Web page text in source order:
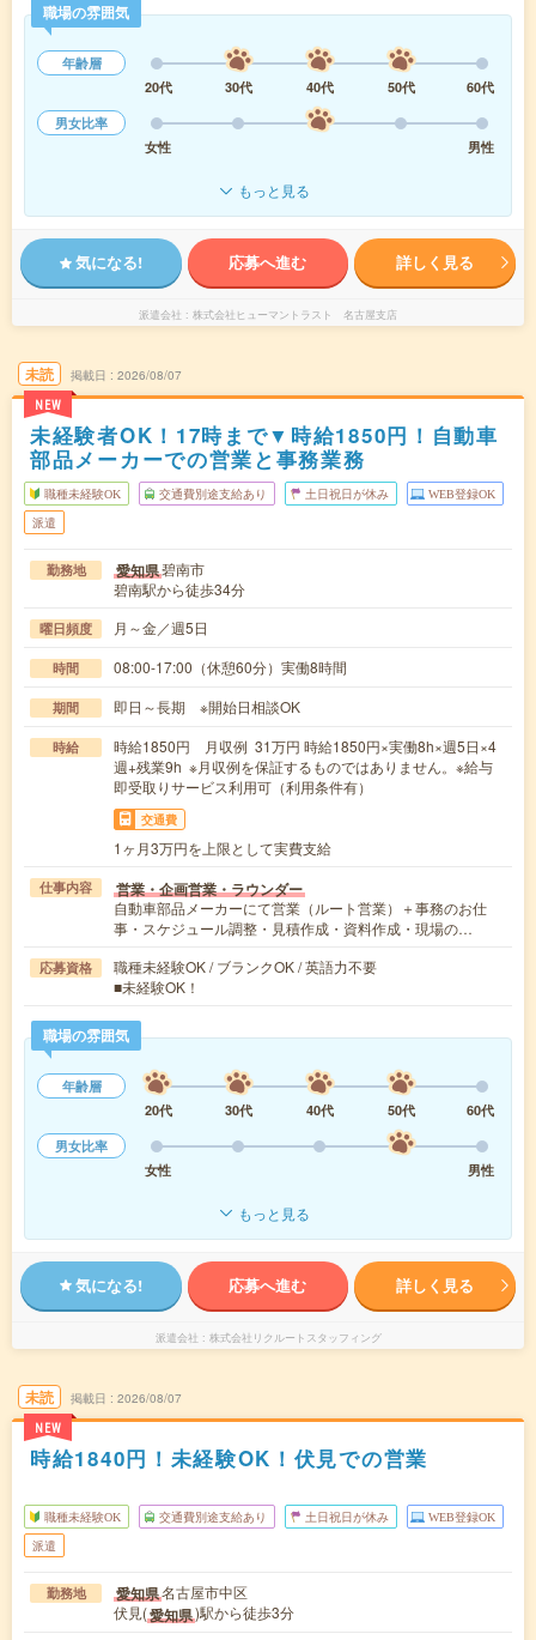
職場の雰囲気
年齢層
20代
30代 40代 50代
60代
男女比率
女性
男性
もっと見る
気になる! 応募へ進む 詳しく見る
派遣会社 株式会社ヒューマントラスト 名古屋支店
未読
NEW
掲載日 2026/08/07
未経験者OK！17時まで▼時給1850円！自動車
部品メーカーでの営業と事務業務
職種未経験OK 交通費別途支給あり 土日祝日が休み WEB登録OK
派遣
勤務地 愛知県碧南市
碧南駅から徒歩34分
曜日頻度 月～金／週5日
時間 08:00-17:00（休憩60分）実働8時間
期間 即日～長期 ※開始日相談OK
時給
時給1850円 月収例 31万円 時給1850円×実働8h×週5日×4
週+残業9h ※月収例を保証するものではありません。※給与
即受取りサービス利用可（利用条件有）
交通費
1ヶ月3万円を上限として実費支給
仕事内容 営業・企画営業・ラウンダー
自動車部品メーカーにて営業（ルート営業）＋事務のお仕
事・スケジュール調整・見積作成・資料作成・現場の…
応募資格
職種未経験OK / ブランクOK / 英語力不要
■未経験OK！
職場の雰囲気
年齢層
20代
30代 40代 50代
60代
男女比率
女性
男性
もっと見る
気になる! 応募へ進む 詳しく見る
派遣会社 株式会社リクルートスタッフィング
未読
NEW
掲載日 2026/08/07
時給1840円！未経験OK！伏見での営業
職種未経験OK 交通費別途支給あり 土日祝日が休み WEB登録OK
派遣
勤務地 愛知県名古屋市中区
伏見(愛知県)駅から徒歩3分